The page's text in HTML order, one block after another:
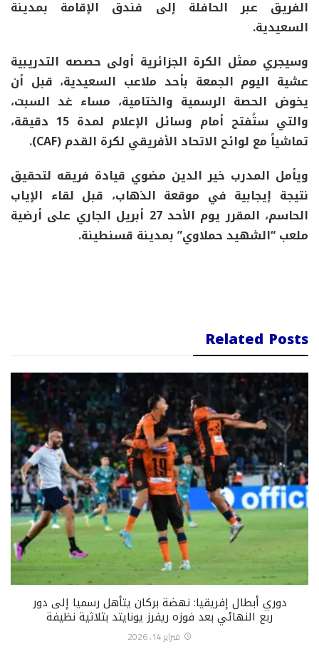
الفريق عبر الحافلة إلى فندق الإقامة بمدينة
السعيدية.
وسيجري ممثل الكرة الجزائرية أولى حصصه التدريبية
عشية اليوم الجمعة بأحد ملاعب السعيدية، قبل أن
يخوض الحصة الرسمية والختامية، مساء غد السبت،
والتي ستُفتح أمام وسائل الإعلام لمدة 15 دقيقة،
تماشياً مع لوائح الاتحاد الأفريقي لكرة القدم (CAF).
ويأمل المدرب خير الدين مضوي قيادة فريقه لتحقيق
نتيجة إيجابية في موقعة الذهاب، قبل لقاء الإياب
الحاسم، المقرر يوم الأحد 27 أبريل الجاري على أرضية
ملعب “الشهيد حملاوي” بمدينة قسنطينة.
Related Posts
دوري أبطال إفريقيا: نهضة بركان يتأهل رسميا إلى دور
ربع النهائي بعد فوزه ريفرز يونايتد بثلاثية نظيفة
فبراير 14, 2026